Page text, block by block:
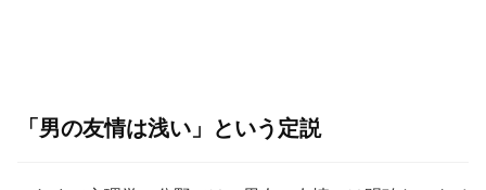
「男の友情は浅い」という定説